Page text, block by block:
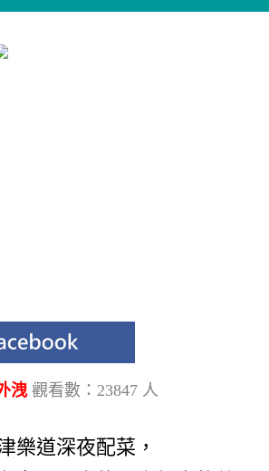
洩 觀看數：23847 人
樂道深夜配菜，